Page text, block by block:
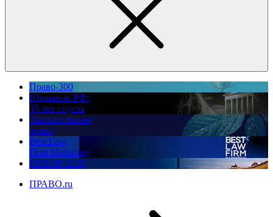
Право-300
Юррынок РФ:
35 лет спустя
Экологическое
право
Best Law
Firm Marketing
ПМЮФ 2026
ПРАВО.ru